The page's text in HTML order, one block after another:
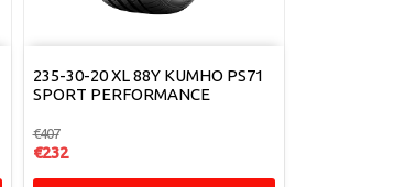
235-30-20 XL 88Y KUMHO PS71
SPORT PERFORMANCE
€407
€232